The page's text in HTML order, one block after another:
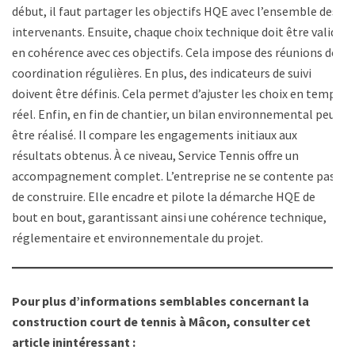
début, il faut partager les objectifs HQE avec l’ensemble des
intervenants. Ensuite, chaque choix technique doit être validé
en cohérence avec ces objectifs. Cela impose des réunions de
coordination régulières. En plus, des indicateurs de suivi
doivent être définis. Cela permet d’ajuster les choix en temps
réel. Enfin, en fin de chantier, un bilan environnemental peut
être réalisé. Il compare les engagements initiaux aux
résultats obtenus. À ce niveau, Service Tennis offre un
accompagnement complet. L’entreprise ne se contente pas
de construire. Elle encadre et pilote la démarche HQE de
bout en bout, garantissant ainsi une cohérence technique,
réglementaire et environnementale du projet.
Pour plus d’informations semblables concernant la
construction court de tennis à Mâcon, consulter cet
article inintéressant :